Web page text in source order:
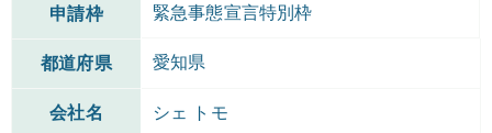
申請枠 緊急事態宣言特別枠
都道府県 愛知県
会社名 シェ トモ